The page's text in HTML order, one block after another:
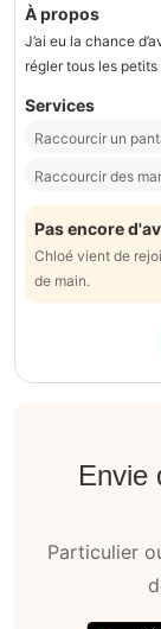
À propos
J’ai eu la chance
régler tous les petits
Services
Raccourcir un
Raccourcir des
Pas encore
Chloé vient de
de main.
Envie
Particulier